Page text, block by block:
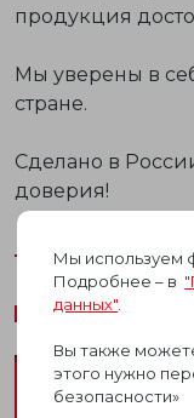
продукция
Мы уверены в
стране.
Сделано в
доверия!
Мы используем
Подробнее – в
данных"
Вы также
этого нужно
безопасности»